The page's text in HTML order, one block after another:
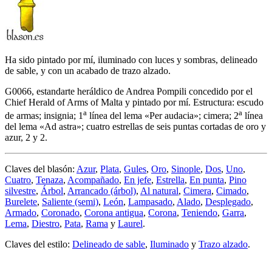
Ha sido pintado por mí, iluminado con luces y sombras, delineado
de sable, y con un acabado de trazo alzado.
G0066, estandarte heráldico de Andrea Pompili concedido por el
Chief Herald of Arms of Malta y pintado por mí. Estructura: escudo
de armas; insignia; 1 a línea del lema «Per audacia»; cimera; 2a línea
del lema «Ad astra»; cuatro estrellas de seis puntas cortadas de oro y
azur, 2 y 2.
Claves del blasón: Azur, Plata, Gules, Oro, Sinople, Dos, Uno,
Cuatro, Tenaza, Acompañado, En jefe, Estrella, En punta, Pino
silvestre, Árbol, Arrancado (árbol), Al natural, Cimera, Cimado,
Burelete, Saliente (semi), León, Lampasado, Alado, Desplegado,
Armado, Coronado, Corona antigua, Corona, Teniendo, Garra,
Lema, Diestro, Pata, Rama y Laurel.
Claves del estilo: Delineado de sable, Iluminado y Trazo alzado.